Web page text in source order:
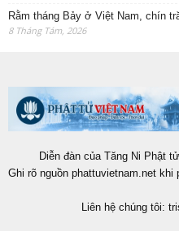
Rằm tháng Bảy ở Việt Nam, chín
8 Tháng Tám, 2026
Diễn đàn của Tăng Ni Phật
Ghi rõ nguồn phattuvietnam.net khi
Liên hệ chúng tôi: